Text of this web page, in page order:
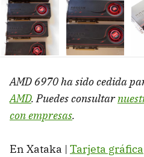
AMD6970 ha sido cedida
AMD. Puedes consultar
con empresas.
En Xataka | Tarjeta gráfica